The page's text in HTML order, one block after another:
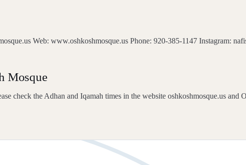
Web: www.oshkoshmosque.us Phone: 920-385-1147 Instagram:
Mosque
check the Adhan and Iqamah times in the website oshkoshmosque.us and